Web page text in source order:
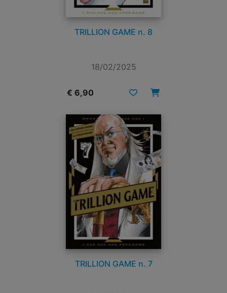
TRILLION GAME n. 8
18/02/2025
€ 6,90
TRILLION GAME n. 7